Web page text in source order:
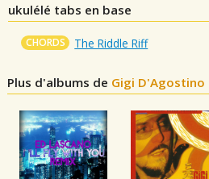
ukulélé tabs en base
CHORDS The Riddle Riff
Plus d'albums de Gigi D'Agostino